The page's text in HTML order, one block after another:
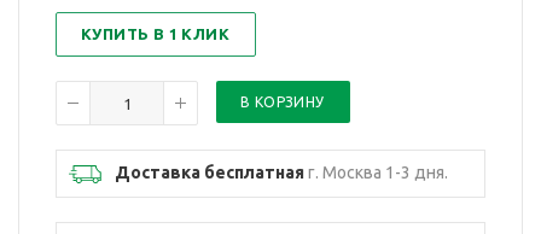
КУПИТЬ В 1 КЛИК
Доставка бесплатнаяг. Москва 1-3 дня.